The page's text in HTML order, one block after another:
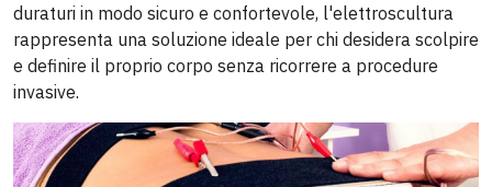
duraturi in modo sicuro e confortevole, l'elettroscultura
rappresenta una soluzione ideale per chi desidera scolpire
e definire il proprio corpo senza ricorrere a procedure
invasive.